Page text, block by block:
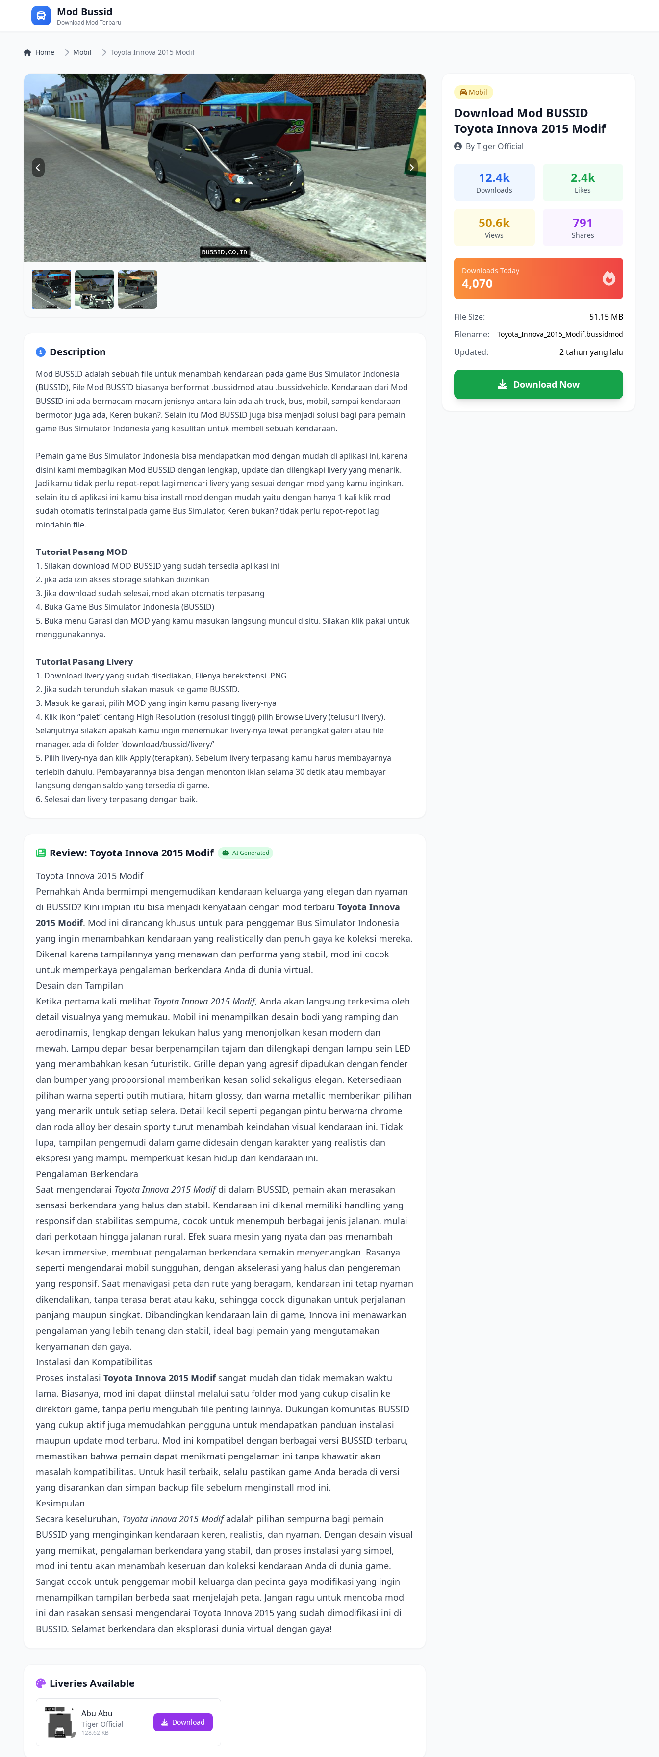
Mod Bussid
Download Mod Terbaru
Home Mobil Toyota Innova 2015 Modif
Description
Mod BUSSID adalah sebuah file untuk menambah kendaraan pada game Bus Simulator Indonesia
(BUSSID), File Mod BUSSID biasanya berformat .bussidmod atau .bussidvehicle. Kendaraan dari Mod
BUSSID ini ada bermacam-macam jenisnya antara lain adalah truck, bus, mobil, sampai kendaraan
bermotor juga ada, Keren bukan?. Selain itu Mod BUSSID juga bisa menjadi solusi bagi para pemain
game Bus Simulator Indonesia yang kesulitan untuk membeli sebuah kendaraan.
Pemain game Bus Simulator Indonesia bisa mendapatkan mod dengan mudah di aplikasi ini, karena
disini kami membagikan Mod BUSSID dengan lengkap, update dan dilengkapi livery yang menarik.
Jadi kamu tidak perlu repot-repot lagi mencari livery yang sesuai dengan mod yang kamu inginkan.
selain itu di aplikasi ini kamu bisa install mod dengan mudah yaitu dengan hanya 1 kali klik mod
sudah otomatis terinstal pada game Bus Simulator, Keren bukan? tidak perlu repot-repot lagi
mindahin file.
𝗧𝘂𝘁𝗼𝗿𝗶𝗮𝗹 𝗣𝗮𝘀𝗮𝗻𝗴 𝗠𝗢𝗗
1. Silakan download MOD BUSSID yang sudah tersedia aplikasi ini
2. jika ada izin akses storage silahkan diizinkan
3. Jika download sudah selesai, mod akan otomatis terpasang
4. Buka Game Bus Simulator Indonesia (BUSSID)
5. Buka menu Garasi dan MOD yang kamu masukan langsung muncul disitu. Silakan klik pakai untuk
menggunakannya.
𝗧𝘂𝘁𝗼𝗿𝗶𝗮𝗹 𝗣𝗮𝘀𝗮𝗻𝗴 𝗟𝗶𝘃𝗲𝗿𝘆
1. Download livery yang sudah disediakan, Filenya berekstensi .PNG
2. Jika sudah terunduh silakan masuk ke game BUSSID.
3. Masuk ke garasi, pilih MOD yang ingin kamu pasang livery-nya
4. Klik ikon “palet” centang High Resolution (resolusi tinggi) pilih Browse Livery (telusuri livery).
Selanjutnya silakan apakah kamu ingin menemukan livery-nya lewat perangkat galeri atau file
manager. ada di folder 'download/bussid/livery/'
5. Pilih livery-nya dan klik Apply (terapkan). Sebelum livery terpasang kamu harus membayarnya
terlebih dahulu. Pembayarannya bisa dengan menonton iklan selama 30 detik atau membayar
langsung dengan saldo yang tersedia di game.
6. Selesai dan livery terpasang dengan baik.
Review: Toyota Innova 2015 Modif AI Generated
Toyota Innova 2015 Modif
Pernahkah Anda bermimpi mengemudikan kendaraan keluarga yang elegan dan nyaman
di BUSSID? Kini impian itu bisa menjadi kenyataan dengan mod terbaru Toyota Innova
2015 Modif. Mod ini dirancang khusus untuk para penggemar Bus Simulator Indonesia
yang ingin menambahkan kendaraan yang realistically dan penuh gaya ke koleksi mereka.
Dikenal karena tampilannya yang menawan dan performa yang stabil, mod ini cocok
untuk memperkaya pengalaman berkendara Anda di dunia virtual.
Desain dan Tampilan
Ketika pertama kali melihat Toyota Innova 2015 Modif, Anda akan langsung terkesima oleh
detail visualnya yang memukau. Mobil ini menampilkan desain bodi yang ramping dan
aerodinamis, lengkap dengan lekukan halus yang menonjolkan kesan modern dan
mewah. Lampu depan besar berpenampilan tajam dan dilengkapi dengan lampu sein LED
yang menambahkan kesan futuristik. Grille depan yang agresif dipadukan dengan fender
dan bumper yang proporsional memberikan kesan solid sekaligus elegan. Ketersediaan
pilihan warna seperti putih mutiara, hitam glossy, dan warna metallic memberikan pilihan
yang menarik untuk setiap selera. Detail kecil seperti pegangan pintu berwarna chrome
dan roda alloy ber desain sporty turut menambah keindahan visual kendaraan ini. Tidak
lupa, tampilan pengemudi dalam game didesain dengan karakter yang realistis dan
ekspresi yang mampu memperkuat kesan hidup dari kendaraan ini.
Pengalaman Berkendara
Saat mengendarai Toyota Innova 2015 Modifdi dalam BUSSID, pemain akan merasakan
sensasi berkendara yang halus dan stabil. Kendaraan ini dikenal memiliki handling yang
responsif dan stabilitas sempurna, cocok untuk menempuh berbagai jenis jalanan, mulai
dari perkotaan hingga jalanan rural. Efek suara mesin yang nyata dan pas menambah
kesan immersive, membuat pengalaman berkendara semakin menyenangkan. Rasanya
seperti mengendarai mobil sungguhan, dengan akselerasi yang halus dan pengereman
yang responsif. Saat menavigasi peta dan rute yang beragam, kendaraan ini tetap nyaman
dikendalikan, tanpa terasa berat atau kaku, sehingga cocok digunakan untuk perjalanan
panjang maupun singkat. Dibandingkan kendaraan lain di game, Innova ini menawarkan
pengalaman yang lebih tenang dan stabil, ideal bagi pemain yang mengutamakan
kenyamanan dan gaya.
Instalasi dan Kompatibilitas
Proses instalasi Toyota Innova 2015 Modifsangat mudah dan tidak memakan waktu
lama. Biasanya, mod ini dapat diinstal melalui satu folder mod yang cukup disalin ke
direktori game, tanpa perlu mengubah file penting lainnya. Dukungan komunitas BUSSID
yang cukup aktif juga memudahkan pengguna untuk mendapatkan panduan instalasi
maupun update mod terbaru. Mod ini kompatibel dengan berbagai versi BUSSID terbaru,
memastikan bahwa pemain dapat menikmati pengalaman ini tanpa khawatir akan
masalah kompatibilitas. Untuk hasil terbaik, selalu pastikan game Anda berada di versi
yang disarankan dan simpan backup file sebelum menginstall mod ini.
Kesimpulan
Secara keseluruhan, Toyota Innova 2015 Modifadalah pilihan sempurna bagi pemain
BUSSID yang menginginkan kendaraan keren, realistis, dan nyaman. Dengan desain visual
yang memikat, pengalaman berkendara yang stabil, dan proses instalasi yang simpel,
mod ini tentu akan menambah keseruan dan koleksi kendaraan Anda di dunia game.
Sangat cocok untuk penggemar mobil keluarga dan pecinta gaya modifikasi yang ingin
menampilkan tampilan berbeda saat menjelajah peta. Jangan ragu untuk mencoba mod
ini dan rasakan sensasi mengendarai Toyota Innova 2015 yang sudah dimodifikasi ini di
BUSSID. Selamat berkendara dan eksplorasi dunia virtual dengan gaya!
Liveries Available
Abu Abu
Tiger Official
128.62 KB
Download
Mobil
Download Mod BUSSID
Toyota Innova 2015 Modif
By Tiger Official
12.4k
Downloads
2.4k
Likes
50.6k
Views
791
Shares
Downloads Today
4,070
File Size:
51.15 MB
Filename:
Toyota_Innova_2015_Modif.bussidmod
Updated: 2 tahun yang lalu
Download Now